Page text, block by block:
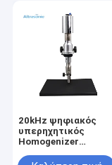
20kHz ψηφιακός
υπερηχητικός
Homogenizer
τηλεχειρισμός